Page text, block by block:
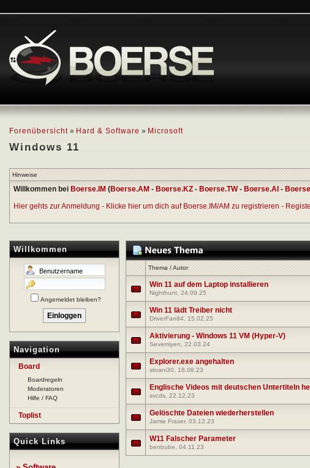
Forenübersicht » Hard & Software » Microsoft
Windows 11
Hinweise
Willkommen bei Boerse.IM (Boerse.AM - Boerse.KZ - Boerse.TW- Boerse.AI -
Hier gehts zur Anmeldung - Klicke hier um dich auf Boerse.IM/AM zu registrieren -
Willkommen
Angemeldet bleiben?
Navigation
Board
Boardregeln
Moderatoren
Hilfe / FAQ
Toplist
Quick Links
Thema/Autor
Win 11 auf dem Laptop installieren
Nighthunt, 24.09.25
Win 11 lädt Treiber nicht
DriverFan84, 15.02.25
Aktivierung - Windows 11 VM (Hyper-V)
Sevemiyen, 22.03.24
Explorer.exe angehalten
stoani30, 18.08.23
Englische Videos mit deutschen Untertiteln
svcds, 22.12.23
Gelöschte Dateien wiederherstellen
Jamie Fraser, 03.12.23
W11 Falscher Parameter
benbube, 04.11.23